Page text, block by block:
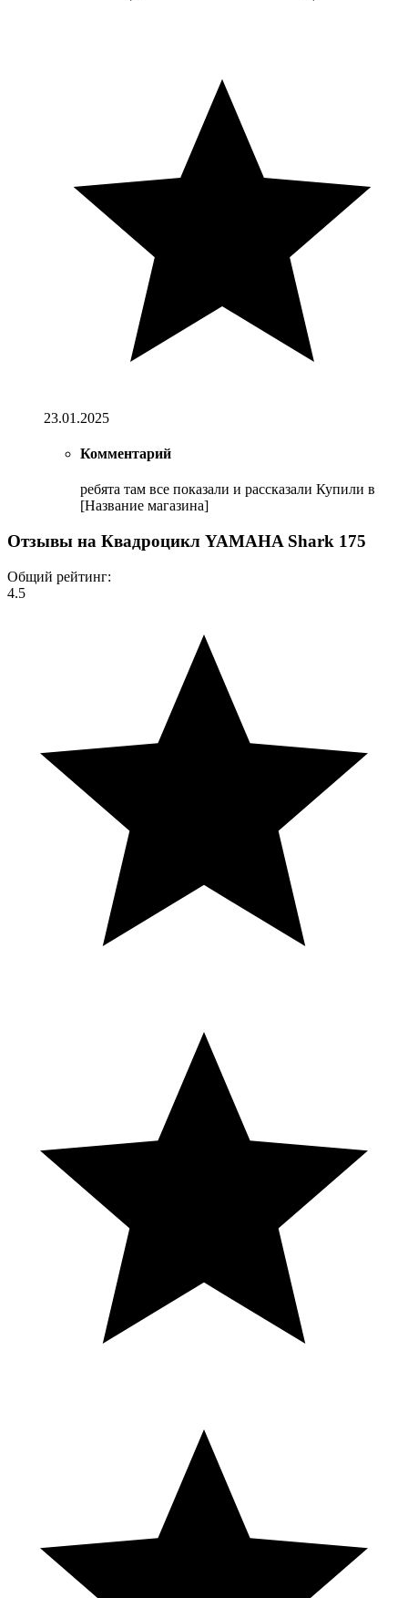
23.01.2025
Комментарий
ребята там все показали и рассказали Купили в
[Название магазина]
Отзывы на Квадроцикл YAMAHA Shark 175
Общий рейтинг:
4.5